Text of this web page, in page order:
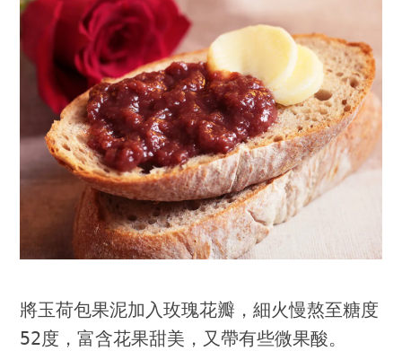
將玉荷包果泥加入玫瑰花瓣，細火慢熬至糖度
52度，富含花果甜美，又帶有些微果酸。